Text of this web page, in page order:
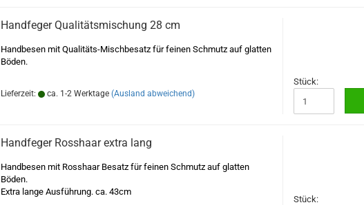
Handfeger Qualitätsmischung 28 cm
Handbesen mit Qualitäts-Mischbesatz für feinen Schmutz auf glatten
Böden.
Lieferzeit: ca. 1-2 Werktage (Ausland abweichend)
Stück:
Handfeger Rosshaar extra lang
Handbesen mit Rosshaar Besatz für feinen Schmutz auf glatten
Böden.
Extra lange Ausführung. ca. 43cm
Stück: